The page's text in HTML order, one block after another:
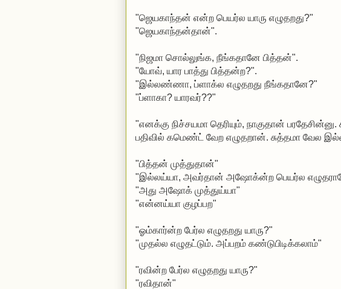
"ஜெயகாந்தன் என்ற பெயர்ல யாரு எழுதறது?"
"ஜெயகாந்தன்தான்".
"நிஜமா சொல்லுங்க, நீங்கதானே பித்தன்".
"யோவ், யார பாத்து பித்தன்ற?".
"இல்லண்ணா, ப்ளாக்ல எழுதறது நீங்கதானே?"
"ப்ளாகா? யாரவர்??"
"எனக்கு நிச்சயமா தெரியும், நாகுதான் பரதேசின்னு.
பதிவில் கமெண்ட் வேற எழுதறான். சுத்தமா வேல
"பித்தன் முத்துதான்"
"இல்லய்யா, அவர்தான் அஷோக்ன்ற பெயர்ல
"அது அஷோக் முத்துய்யா"
"என்னய்யா குழப்பற"
"ஓம்கார்ன்ற பேர்ல எழுதறது யாரு?"
"முதல்ல எழுதட்டும். அப்பறம் கண்டுபிடிக்கலாம்"
"ரவின்ற பேர்ல எழுதறது யாரு?"
"ரவிதான்"